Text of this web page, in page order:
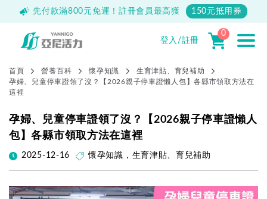
先付款滿800元免運！註冊會員最高獲 150元抵用券
登入/註冊
0
首頁 營養百科 懷孕知識
生育津貼、育兒補助
孕婦、兒童停車證領了沒？【2026親子停車證懶人包】各縣市領取方法在
這裡
孕婦、兒童停車證領了沒？【2026親子停車證懶人
包】各縣市領取方法在這裡
2025-12-16 懷孕知識 ， 生育津貼、育兒補助